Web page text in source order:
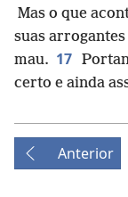
Mas o que
suas
mau. 17
certo e ainda
Anterior